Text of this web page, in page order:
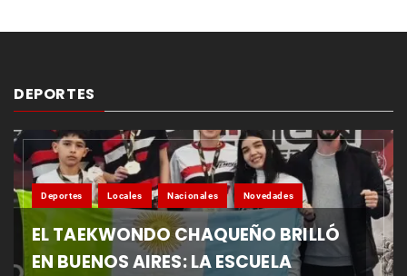
DEPORTES
Deportes Locales Nacionales Novedades
EL TAEKWONDO CHAQUEÑO BRILLÓ
EN BUENOS AIRES: LA ESCUELA